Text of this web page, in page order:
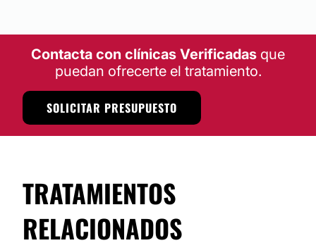
Contacta con clínicas Verificadas que
puedan ofrecerte el tratamiento.
SOLICITAR PRESUPUESTO
TRATAMIENTOS
RELACIONADOS